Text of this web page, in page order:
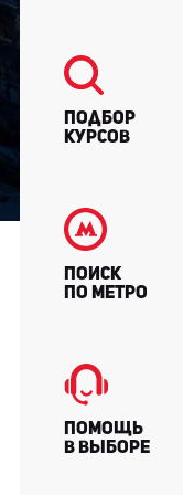
Подбор
курсов
Поиск
по метро
Помощь
в выборе